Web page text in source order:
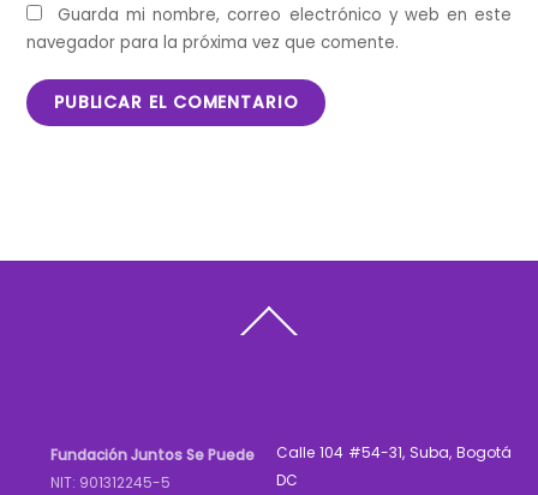
Guarda mi nombre, correo electrónico y web en este
navegador para la próxima vez que comente.
To
Fundación Juntos Se Puede
NIT: 901312245-5
Calle 104 #54-31, Suba, Bogotá
DC